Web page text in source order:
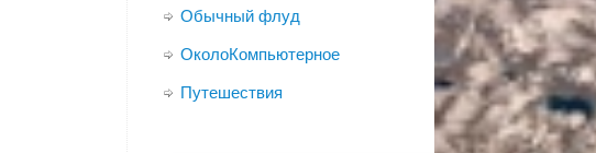
Обычный флуд
ОколоКомпьютерное
Путешествия